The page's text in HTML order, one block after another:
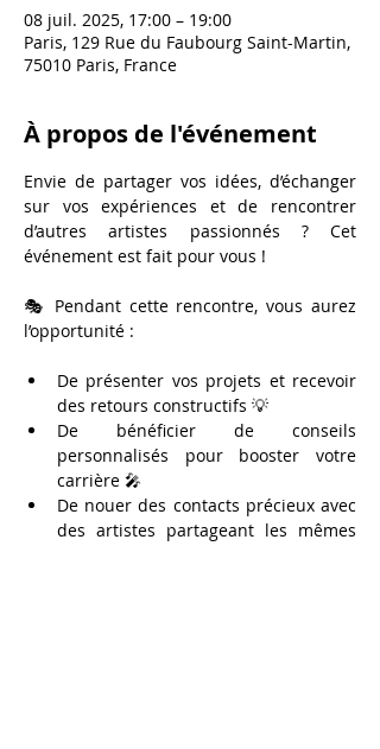
08 juil. 2025, 17:00 – 19:00
Paris, 129 Rue du Faubourg Saint-Martin,
75010 Paris, France
À propos de l'événement
Envie de partager vos idées, d’échanger
sur vos expériences et de rencontrer
d’autres artistes passionnés ? Cet
événement est fait pour vous !
🎭 Pendant cette rencontre, vous aurez
l’opportunité :
De présenter vos projets et recevoir
des retours constructifs 💡
De bénéficier de conseils
personnalisés pour booster votre
carrière 🎤
De nouer des contacts précieux avec
des artistes partageant les mêmes